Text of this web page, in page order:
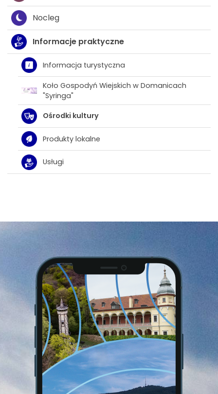
Nocleg
Informacje praktyczne
Informacja turystyczna
Koło Gospodyń Wiejskich w Domanicach
"Syringa"
Ośrodki kultury
Produkty lokalne
Usługi